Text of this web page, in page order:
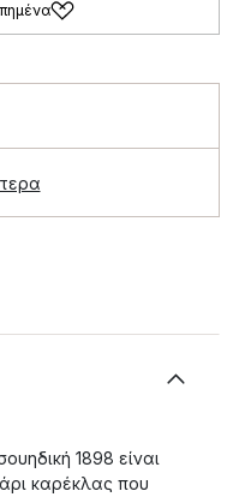
1898 είναι
καρέκλας που